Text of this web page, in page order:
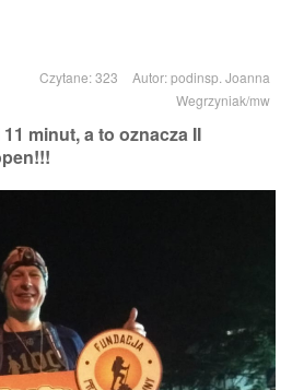
Czytane: 323 Autor:podinsp. Joanna
Wegrzyniak/mw
minut, a to oznacza II